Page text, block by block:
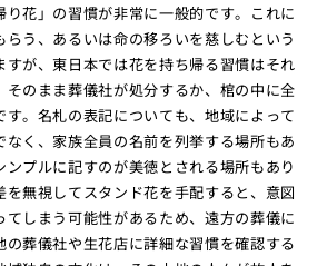
り花」の習慣が非常に一般的です。これに
う、あるいは命の移ろいを慈しむという
すが、東日本では花を持ち帰る習慣はそれ
そのまま葬儀社が処分するか、棺の中に全
す。名札の表記についても、地域によって
なく、家族全員の名前を列挙する場所もあ
プルに記すのが美徳とされる場所もあり
を無視してスタンド花を手配すると、意図
しまう可能性があるため、遠方の葬儀に
葬儀社や生花店に詳細な習慣を確認する